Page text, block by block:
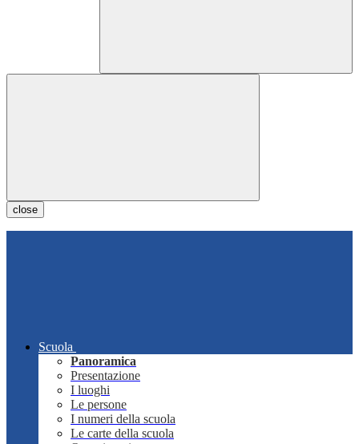
close
Scuola
Panoramica
Presentazione
I luoghi
Le persone
I numeri della scuola
Le carte della scuola